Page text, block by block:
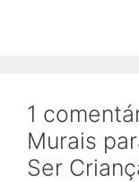
1
Murais
Ser